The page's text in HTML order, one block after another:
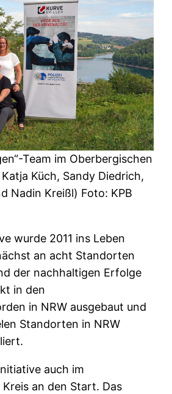
Team im Oberbergischen
Küch, Sandy Diedrich,
Nadin Kreißl) Foto: KPB
wurde 2011 ins Leben
an acht Standorten
der nachhaltigen Erfolge
in den
in NRW ausgebaut und
Standorten in NRW
auch im
an den Start. Das